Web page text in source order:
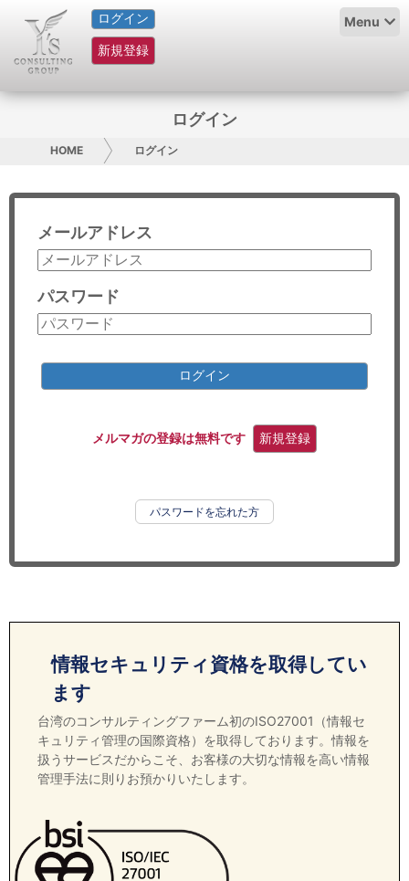
ログイン
新規登録
Menu
HOME
サービス紹介
グループ概要
採用情報
お問い合わせ
コンサルティング
リサーチ
ログイン
HOME ログイン
メールアドレス
パスワード
ログイン
メルマガの登録は無料です 新規登録
パスワードを忘れた方
情報セキュリティ資格を取得してい
ます
台湾のコンサルティングファーム初のISO27001（情報セ
キュリティ管理の国際資格）を取得しております。情報を
扱うサービスだからこそ、お客様の大切な情報を高い情報
管理手法に則りお預かりいたします。